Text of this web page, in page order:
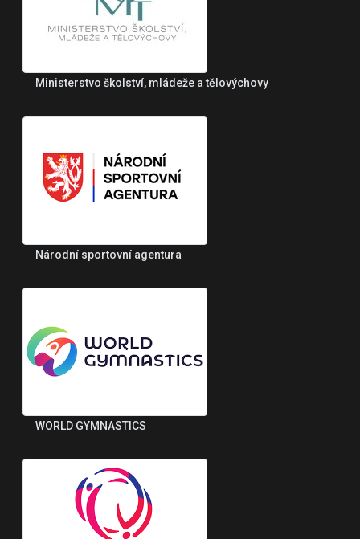
Ministerstvo školství, mládeže a tělovýchovy
Národní sportovní agentura
WORLD GYMNASTICS